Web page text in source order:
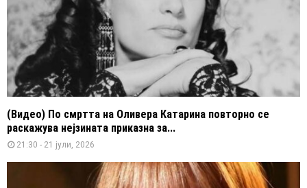
(Видео) По смртта на Оливера Катарина повторно се
раскажува нејзината приказна за...
21:30 - 21 јули, 2026